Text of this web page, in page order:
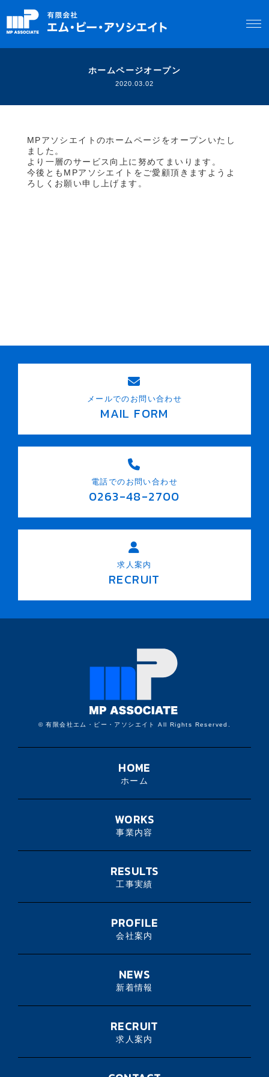
ホームページオープン
2020.03.02
MPアソシエイトのホームページをオープンいたし
ました。
より一層のサービス向上に努めてまいります。
今後ともMPアソシエイトをご愛顧頂きますようよ
ろしくお願い申し上げます。
メールでのお問い合わせ
MAIL FORM
電話でのお問い合わせ
0263-48-2700
求人案内
RECRUIT
© 有限会社エム・ピー・アソシエイト All Rights Reserved.
HOME
ホーム
WORKS
事業内容
RESULTS
工事実績
PROFILE
会社案内
NEWS
新着情報
RECRUIT
求人案内